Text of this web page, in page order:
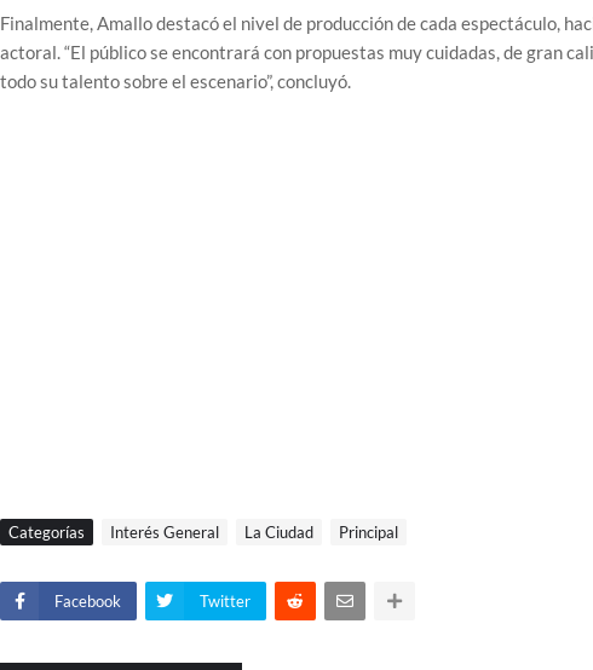
Finalmente, Amallo destacó el nivel de producción de cada espectáculo,
actoral. “El público se encontrará con propuestas muy cuidadas, de gran
todo su talento sobre el escenario”, concluyó.
Categorías Interés General La Ciudad Principal
Facebook Twitter